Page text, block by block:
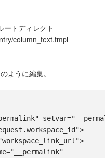
ートディレクト
column_text.tmpl
ように編集。